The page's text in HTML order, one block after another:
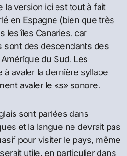
la version ici est tout à fait
en Espagne (bien que très
les îles Canaries, car
sont des descendants des
du Sud. Les
à avaler la dernière syllabe
avaler le «s» sonore.
sont parlées dans
et la langue ne devrait pas
pour visiter le pays, même
utile, en particulier dans